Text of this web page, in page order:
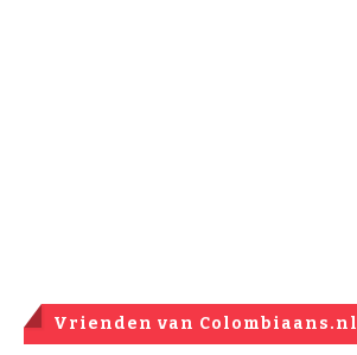
Vrienden van Colombiaans.nl